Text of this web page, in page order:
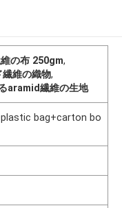
の布 250gm,
維の織物,
aramid繊維の生地
bag+carton bo